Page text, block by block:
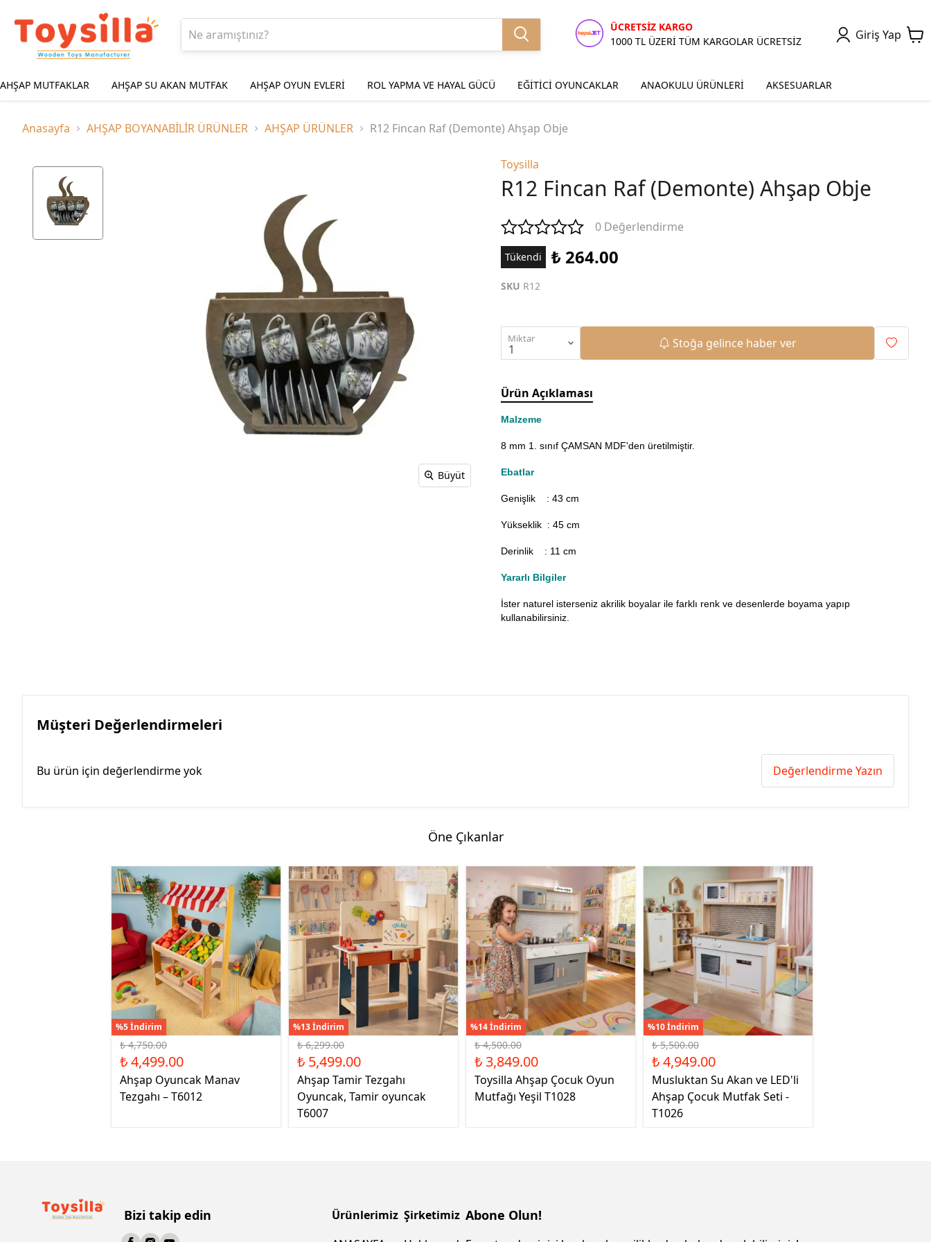
ÜCRETSİZ KARGO
1000 TL ÜZERİ TÜM KARGOLAR ÜCRETSİZ
Giriş Yap
AHŞAP MUTFAKLAR AHŞAP SU AKAN MUTFAK AHŞAP OYUN EVLERİ ROL YAPMA VE HAYAL GÜCÜ EĞİTİCİ OYUNCAKLAR ANAOKULU ÜRÜNLERİ AKSESUARLAR
Anasayfa AHŞAP BOYANABİLİR ÜRÜNLER AHŞAP ÜRÜNLER R12 Fincan Raf (Demonte) Ahşap Obje
Büyüt
Toysilla
R12 Fincan Raf (Demonte) Ahşap Obje
0 Değerlendirme
Tükendi ₺ 264.00
SKU R12
Miktar Stoğa gelince haber ver
Ürün Açıklaması
Malzeme
8 mm 1. sınıf ÇAMSAN MDF'den üretilmiştir.
Ebatlar
Genişlik : 43cm
Yükseklik : 45 cm
Derinlik : 11 cm
Yararlı Bilgiler
İster naturel isterseniz akrilik boyalar ile farklı renk ve desenlerde boyama yapıp
kullanabilirsiniz.
Müşteri Değerlendirmeleri
Bu ürün için değerlendirme yok Değerlendirme Yazın
Öne Çıkanlar
%5 İndirim
₺ 4,750.00
₺ 4,499.00
Ahşap Oyuncak Manav
Tezgahı – T6012
%13 İndirim
₺ 6,299.00
₺ 5,499.00
Ahşap Tamir Tezgahı
Oyuncak, Tamir oyuncak
T6007
%14 İndirim
₺ 4,500.00
₺ 3,849.00
Toysilla Ahşap Çocuk Oyun
Mutfağı Yeşil T1028
%10 İndirim
₺ 5,500.00
₺ 4,949.00
Musluktan Su Akan ve LED'li
Ahşap Çocuk Mutfak Seti -
T1026
Bizi takip edin
Ürünlerimiz Şirketimiz Abone Olun!